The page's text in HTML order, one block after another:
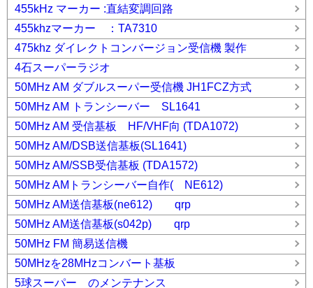
455kHz マーカー :直結変調回路
455khzマーカー ：TA7310
475khz ダイレクトコンバージョン受信機 製作
4石スーパーラジオ
50MHz AM ダブルスーパー受信機 JH1FCZ方式
50MHz AM トランシーバー SL1641
50MHz AM 受信基板 HF/VHF向 (TDA1072)
50MHz AM/DSB送信基板(SL1641)
50MHz AM/SSB受信基板 (TDA1572)
50MHz AMトランシーバー自作( NE612)
50MHz AM送信基板(ne612) qrp
50MHz AM送信基板(s042p) qrp
50MHz FM 簡易送信機
50MHzを28MHzコンバート基板
5球スーパー のメンテナンス